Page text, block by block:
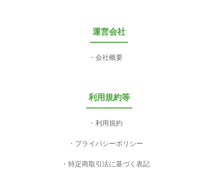
運営会社
会社概要
利用規約等
利用規約
プライバシーポリシー
特定商取引法に基づく表記